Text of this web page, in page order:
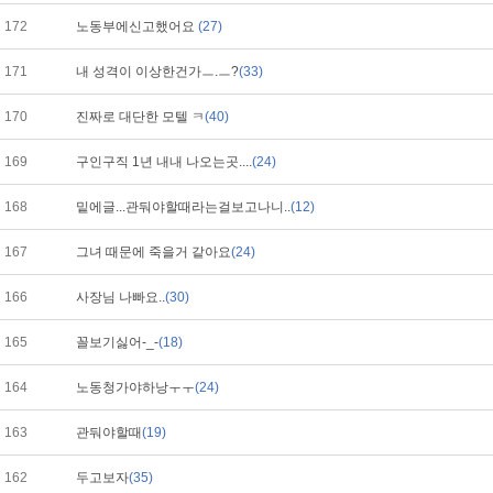
172 노동부에신고했어요 (27)
171 내 성격이 이상한건가ㅡ.ㅡ?(33)
170 진짜로 대단한 모텔 ㅋ(40)
169 구인구직 1년 내내 나오는곳....(24)
168 밑에글...관둬야할때라는걸보고나니..(12)
167 그녀 때문에 죽을거 같아요(24)
166 사장님 나빠요..(30)
165 꼴보기싫어-_-(18)
164 노동청가야하낭ㅜㅜ(24)
163 관둬야할때(19)
162 두고보자(35)